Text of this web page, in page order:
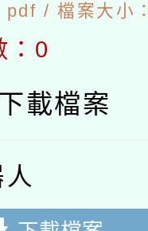
pdf / 檔案大小
：0
載檔案